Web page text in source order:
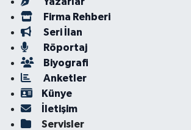
Firma Rehberi
Seri İlan
Röportaj
Biyografi
Anketler
Künye
İletişim
Servisler